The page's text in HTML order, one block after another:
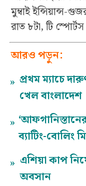
মুম্বাই ইন্সিয়ান্স-
রাত ৮টা, টি
আরও পড়ুন:
» প্রথম ম্যাচে
খেল বাংলাদেশ
»
ব্যাটিং-বোলিং
» এশিয়া কাপ
অবসান